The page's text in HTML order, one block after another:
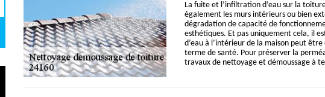
La fuite et l’infiltration d’eau sur la
également les murs intérieurs ou bien
dégradation de capacité de
esthétiques. Et pas uniquement cela, il
d’eau à l’intérieur de la maison peut
terme de santé. Pour préserver la
travaux de nettoyage et démoussage à